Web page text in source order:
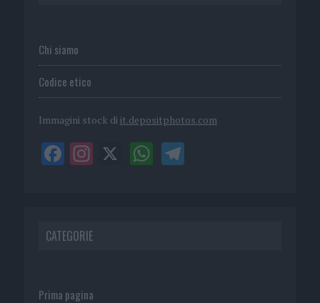
Chi siamo
Codice etico
Immagini stock di it.depositphotos.com
CATEGORIE
Prima pagina